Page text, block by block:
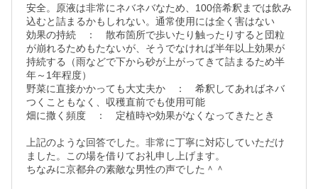
安全。原液は非常にネバネバなため、100倍希釈までは飲み
込むと詰まるかもしれない。通常使用には全く害はない
効果の持続　：　散布箇所で歩いたり触ったりすると団粒
が崩れるためもたないが、そうでなければ半年以上効果が
持続する（雨などで下から砂が上がってきて詰まるため半
年～1年程度）
野菜に直接かかっても大丈夫か　：　希釈してあればネバ
つくこともなく、収穫直前でも使用可能
畑に撒く頻度　：　定植時や効果がなくなってきたとき
上記のような回答でした。非常に丁寧に対応していただけ
ました。この場を借りてお礼申し上げます。
ちなみに京都弁の素敵な男性の声でした＾＾